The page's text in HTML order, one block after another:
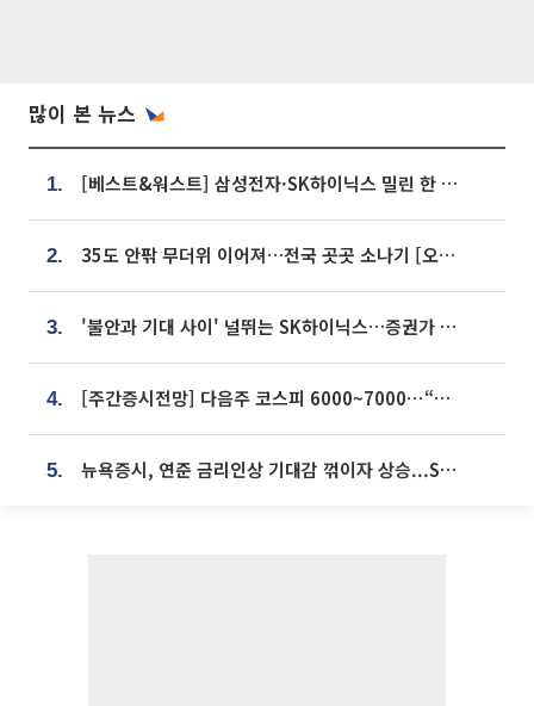
많이 본 뉴스
1. [베스트&워스트] 삼성전자·SK하이닉스 밀린 한 주…상상인증권은 85% 급등
2. 35도 안팎 무더위 이어져…전국 곳곳 소나기 [오늘 날씨]
3. '불안과 기대 사이' 널뛰는 SK하이닉스…증권가 "HBM4·LTA 기반 펀터멘털 견고"
4. [주간증시전망] 다음주 코스피 6000~7000⋯“外人 수급은 정책이 변수”
5. 뉴욕증시, 연준 금리인상 기대감 꺾이자 상승...S&P500 사상 최고치 [종합]